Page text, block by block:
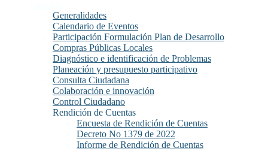
Generalidades
Calendario de Eventos
Participación Formulación Plan de Desarrollo
Compras Públicas Locales
Diagnóstico e identificación de Problemas
Planeación y presupuesto participativo
Consulta Ciudadana
Colaboración e innovación
Control Ciudadano
Rendición de Cuentas
Encuesta de Rendición de Cuentas
Decreto No 1379 de 2022
Informe de Rendición de Cuentas